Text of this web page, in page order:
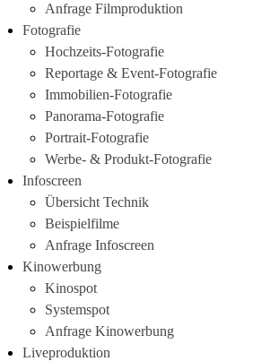
Anfrage Filmproduktion
Fotografie
Hochzeits-Fotografie
Reportage & Event-Fotografie
Immobilien-Fotografie
Panorama-Fotografie
Portrait-Fotografie
Werbe- & Produkt-Fotografie
Infoscreen
Übersicht Technik
Beispielfilme
Anfrage Infoscreen
Kinowerbung
Kinospot
Systemspot
Anfrage Kinowerbung
Liveproduktion